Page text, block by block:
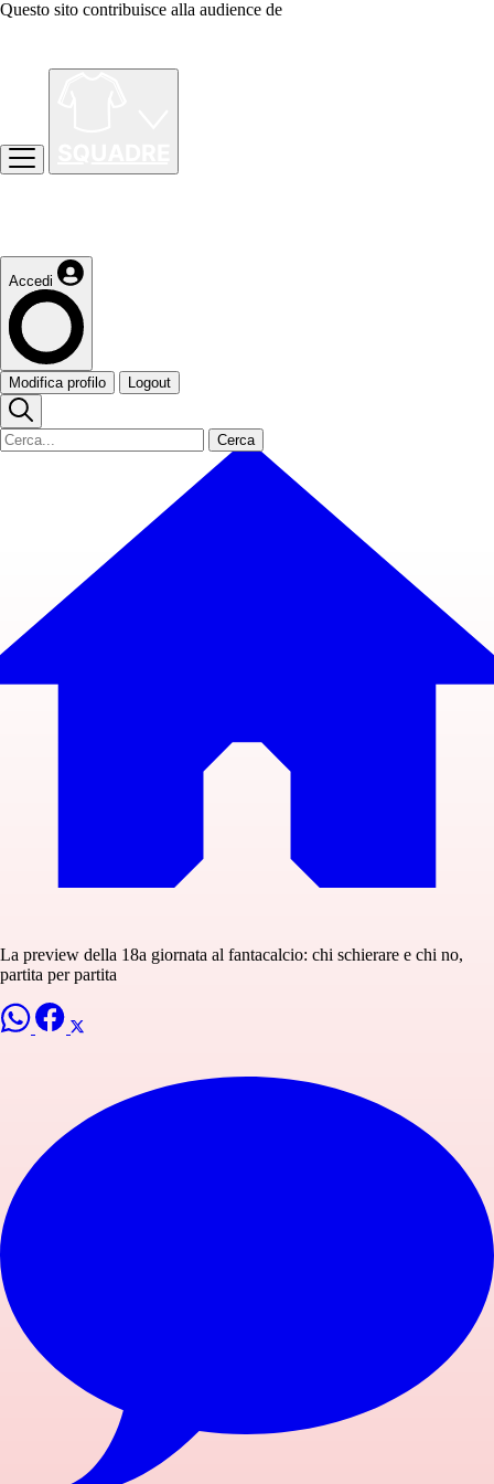
Questo sito contribuisce alla audience de
Accedi
Modifica profilo Logout
Cerca
La preview della 18a giornata al fantacalcio: chi schierare e chi no,
partita per partita